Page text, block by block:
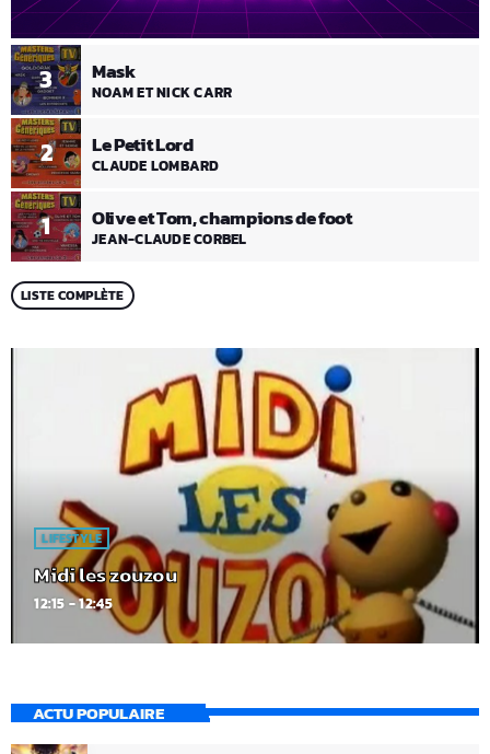
1 Olive et Tom, champions de foot
JEAN-CLAUDE CORBEL
2 Le Petit Lord
CLAUDE LOMBARD
3 Mask
NOAM ET NICK CARR
LISTE COMPLÈTE
LIFESTYLE
Midi les zouzou
12:15 - 12:45
ACTU POPULAIRE